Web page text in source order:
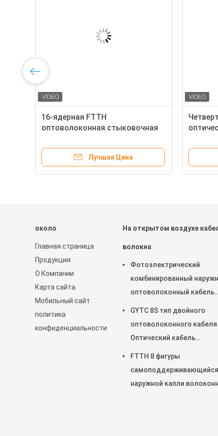
16-ядерная FTTH
оптоволоконная стыковочная
Splitter
Лучшая Цена
около
Главная страница
Продукция
О Компании
Карта сайта
Мобильный сайт
политика
конфиденциальности
На открытом воздухе
волокна
Фотоэлектрический
комбинированный
оптоволоконный кабель
GYTC 8S тип двойного
оптоволоконного кабеля
Оптический кабель
FTTH 8 фигуры
самоподдерживающийся
наружной капли